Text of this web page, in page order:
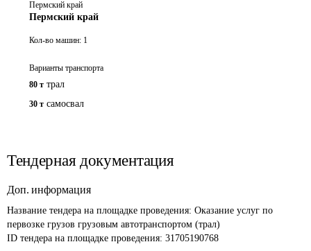
Пермский край
Пермский край
Кол-во машин: 1
Варианты транспорта
80 т трал
30 т самосвал
Тендерная документация
Доп. информация
Название тендера на площадке проведения: Оказание услуг по
первозке грузов грузовым автотранспортом (трал)
ID тендера на площадке проведения: 31705190768